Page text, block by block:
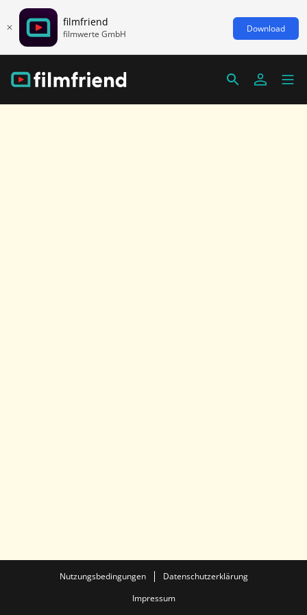
filmfriend
filmwerte GmbH Download
Nutzungsbedingungen
Datenschutzerklärung
Impressum